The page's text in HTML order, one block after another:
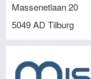
Massenetlaan 20
5049 AD Tilburg